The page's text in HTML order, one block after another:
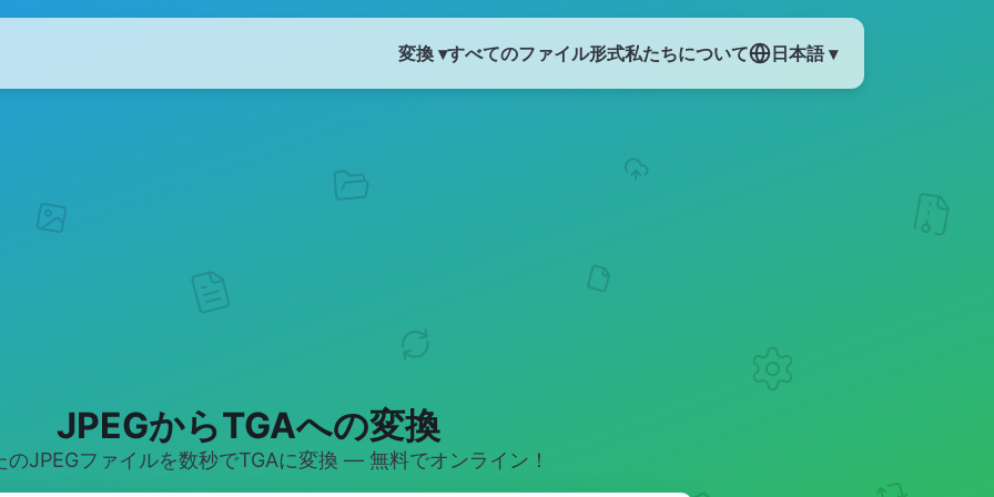
変換 ▾すべてのファイル形式私たちについて 日本語 ▾
JPEGからTGAへの変換
のJPEGファイルを数秒でTGAに変換 — 無料でオンライン！